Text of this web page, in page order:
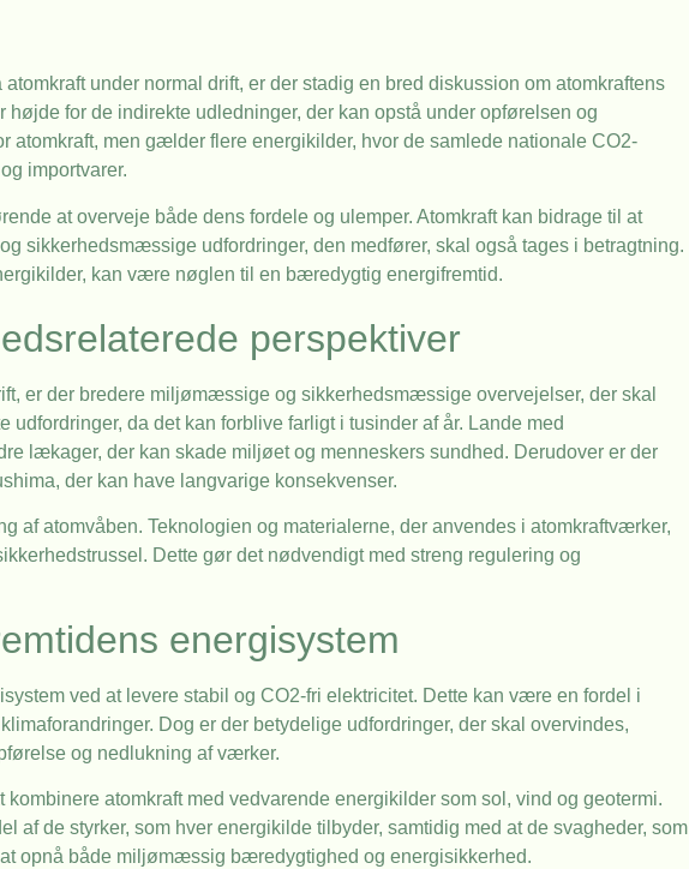
under normal drift, er der stadig en bred diskussion om atomkraftens
for de indirekte udledninger, der kan opstå under opførelsen og
men gælder flere energikilder, hvor de samlede nationale CO2-
importvarer.
at overveje både dens fordele og ulemper. Atomkraft kan bidrage til at
sikkerhedsmæssige udfordringer, den medfører, skal også tages i betragtning.
kan være nøglen til en bæredygtig energifremtid.
perspektiver
er der bredere miljømæssige og sikkerhedsmæssige overvejelser, der skal
da det kan forblive farligt i tusinder af år. Lande med
lækager, der kan skade miljøet og menneskers sundhed. Derudover er der
der kan have langvarige konsekvenser.
af atomvåben. Teknologien og materialerne, der anvendes i atomkraftværker,
Dette gør det nødvendigt med streng regulering og
energisystem
ved at levere stabil og CO2-fri elektricitet. Dette kan være en fordel i
Dog er der betydelige udfordringer, der skal overvindes,
og nedlukning af værker.
atomkraft med vedvarende energikilder som sol, vind og geotermi.
af de styrker, som hver energikilde tilbyder, samtidig med at de svagheder, som
opnå både miljømæssig bæredygtighed og energisikkerhed.